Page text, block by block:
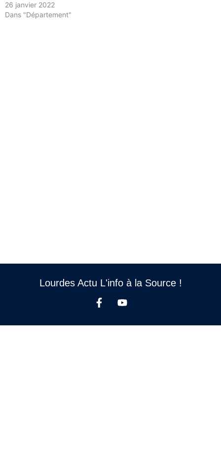
26 janvier 2022
Dans "Département"
Lourdes Actu L'info à la Source !